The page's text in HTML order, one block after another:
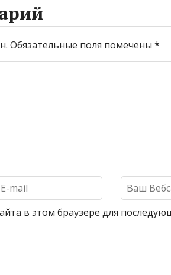
Обязательные поля помечены *
в этом браузере для